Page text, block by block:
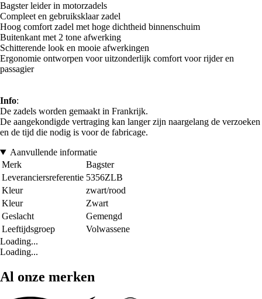
Bagster leider in motorzadels
Compleet en gebruiksklaar zadel
Hoog comfort zadel met hoge dichtheid binnenschuim
Buitenkant met 2 tone afwerking
Schitterende look en mooie afwerkingen
Ergonomie ontworpen voor uitzonderlijk comfort voor rijder en
passagier
Info:
De zadels worden gemaakt in Frankrijk.
De aangekondigde vertraging kan langer zijn naargelang de verzoeken
en de tijd die nodig is voor de fabricage.
Aanvullende informatie
Merk
Bagster
Leveranciersreferentie 5356ZLB
Kleur
zwart/rood
Kleur
Zwart
Geslacht
Gemengd
Leeftijdsgroep
Volwassene
Loading...
Loading...
Al onze merken